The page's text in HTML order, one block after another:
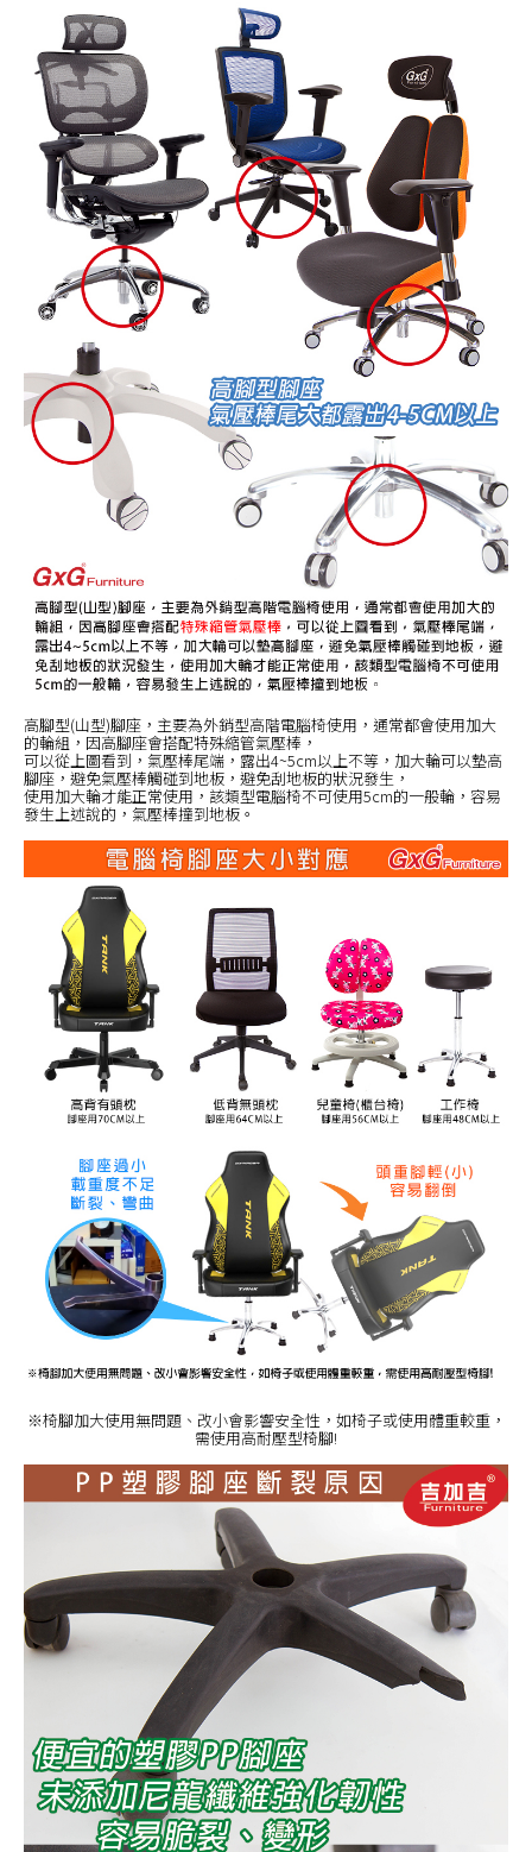
高腳型(山型)腳座，主要為外銷型高階電腦椅使用，通常都會使用加大
的輪組，因高腳座會搭配特殊縮管氣壓棒，
可以從上圖看到，氣壓棒尾端，露出4~5cm以上不等，加大輪可以墊高
腳座，避免氣壓棒觸碰到地板，避免刮地板的狀況發生，
使用加大輪才能正常使用，該類型電腦椅不可使用5cm的一般輪，容易
發生上述說的，氣壓棒撞到地板。
※椅腳加大使用無問題、改小會影響安全性，如椅子或使用體重較重，
需使用高耐壓型椅腳!